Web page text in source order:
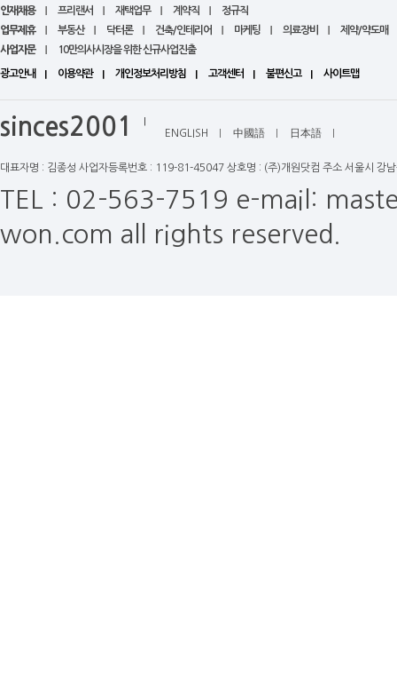
2026년 6월 전국병원 개업현황
2026년 7월 전국병원 개업현황
인재채용 프리랜서 재택업무 계약직
정규직
업무제휴
부동산 닥터론 건축/인테리어 마케팅 의료장비
제약/약도매
사업자문
10만의사시장을 위한 신규사업진출
광고안내 이용약관 개인정보처리방침 고객센터 불편신고 사이트맵
sinces2001 ENGLISH 中國語 日本語
대표자명 : 김종성 사업자등록번호 : 119-81-45047 상호명 : (주)개원닷컴 주소 서울시
TEL : 02-563-7519 e-mail:
won.com all rights reserved.